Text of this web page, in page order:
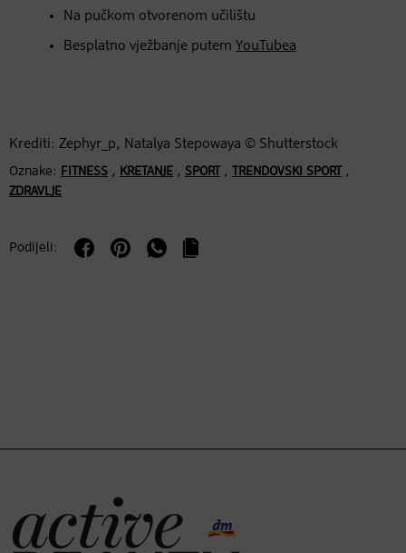
Na pučkom otvorenom učilištu
Besplatno vježbanje putem YouTubea
Krediti: Zephyr_p, Natalya Stepowaya © Shutterstock
Oznake: FITNESS , KRETANJE , SPORT, TRENDOVSKI SPORT,
ZDRAVLJE
Podijeli: